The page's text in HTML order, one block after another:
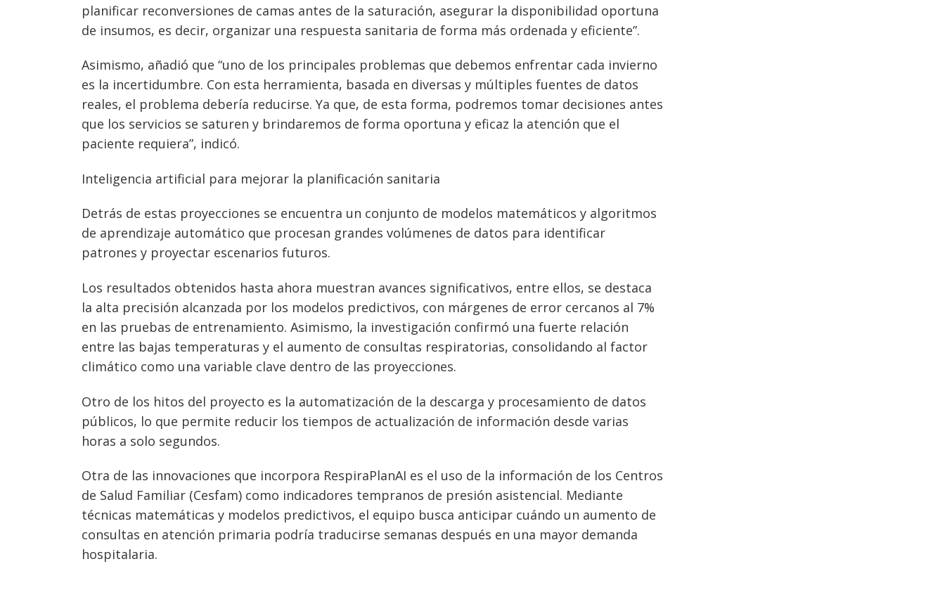
planificar reconversiones de camas antes de la saturación, asegurar la disponibilidad oportuna
de insumos, es decir, organizar una respuesta sanitaria de forma más ordenada y eficiente”.
Asimismo, añadió que “uno de los principales problemas que debemos enfrentar cada invierno
es la incertidumbre. Con esta herramienta, basada en diversas y múltiples fuentes de datos
reales, el problema debería reducirse. Ya que, de esta forma, podremos tomar decisiones antes
que los servicios se saturen y brindaremos de forma oportuna y eficaz la atención que el
paciente requiera”, indicó.
Inteligencia artificial para mejorar la planificación sanitaria
Detrás de estas proyecciones se encuentra un conjunto de modelos matemáticos y algoritmos
de aprendizaje automático que procesan grandes volúmenes de datos para identificar
patrones y proyectar escenarios futuros.
Los resultados obtenidos hasta ahora muestran avances significativos, entre ellos, se destaca
la alta precisión alcanzada por los modelos predictivos, con márgenes de error cercanos al 7%
en las pruebas de entrenamiento. Asimismo, la investigación confirmó una fuerte relación
entre las bajas temperaturas y el aumento de consultas respiratorias, consolidando al factor
climático como una variable clave dentro de las proyecciones.
Otro de los hitos del proyecto es la automatización de la descarga y procesamiento de datos
públicos, lo que permite reducir los tiempos de actualización de información desde varias
horas a solo segundos.
Otra de las innovaciones que incorpora RespiraPlanAI es el uso de la información de los Centros
de Salud Familiar (Cesfam) como indicadores tempranos de presión asistencial. Mediante
técnicas matemáticas y modelos predictivos, el equipo busca anticipar cuándo un aumento de
consultas en atención primaria podría traducirse semanas después en una mayor demanda
hospitalaria.